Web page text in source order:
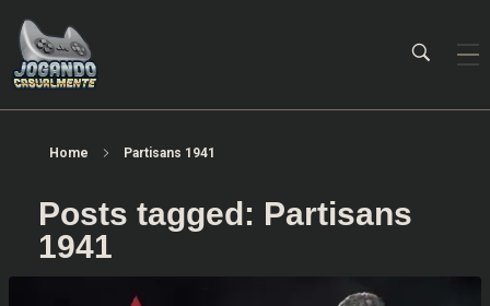
Home Partisans 1941
Posts tagged: Partisans
1941